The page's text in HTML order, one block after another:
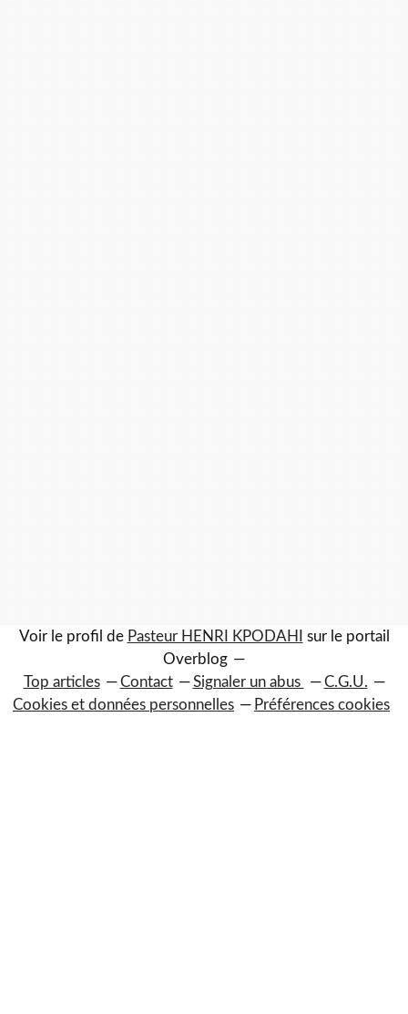
Voir le profil de Pasteur HENRI KPODAHI
sur le portail
Overblog
Top articles
Contact Signaler un abus
C.G.U.
Cookies et données personnelles
Préférences cookies